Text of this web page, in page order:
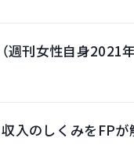
週刊女性自身2021
入のしくみをFP